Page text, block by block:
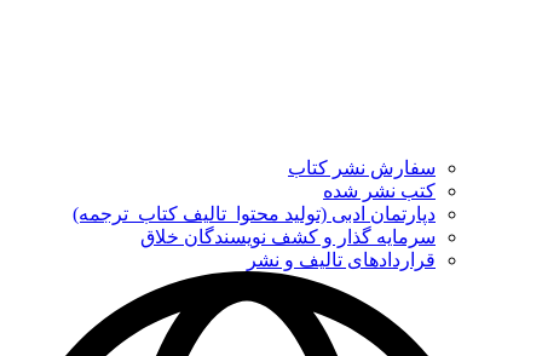
سفارش نشر کتاب
کتب نشر شده
دپارتمان ادبی (تولید محتوا_تالیف کتاب_ترجمه)
سرمایه گذار و کشف نویسندگان خلاق
قراردادهای تالیف و نشر